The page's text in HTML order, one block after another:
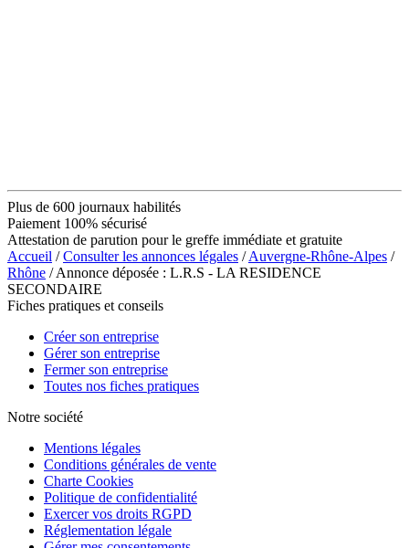
Plus de 600 journaux habilités
Paiement 100% sécurisé
Attestation de parution pour le greffe immédiate et gratuite
Accueil /Consulter les annonces légales /Auvergne-Rhône-Alpes /
Rhône / Annonce déposée : L.R.S - LA RESIDENCE
SECONDAIRE
Fiches pratiques et conseils
Créer son entreprise
Gérer son entreprise
Fermer son entreprise
Toutes nos fiches pratiques
Notre société
Mentions légales
Conditions générales de vente
Charte Cookies
Politique de confidentialité
Exercer vos droits RGPD
Réglementation légale